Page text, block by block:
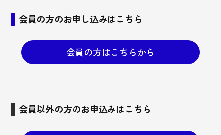
会員の方のお申し込みはこちら
会員の方はこちらから
会員以外の方のお申込みはこちら